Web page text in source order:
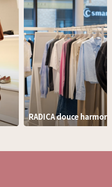
RADICA douce